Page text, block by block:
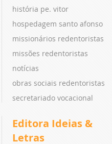
história pe. vitor
hospedagem santo afonso
missionários redentoristas
missões redentoristas
notícias
obras sociais redentoristas
secretariado vocacional
Editora Ideias &
Letras